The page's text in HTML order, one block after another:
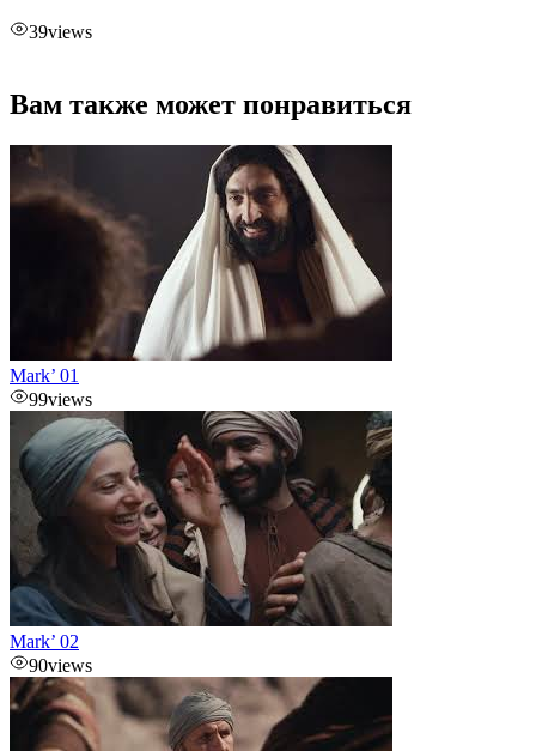
39views
Вам также может понравиться
Mark’ 01
99views
Mark’ 02
90views